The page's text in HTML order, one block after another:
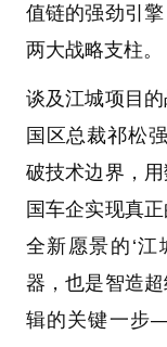
值链的强劲引
两大战略支柱。
谈及江城项目
国区总裁祁松
破技术边界，
国车企实现真
全新愿景的‘
器，也是智造
辑的关键一步